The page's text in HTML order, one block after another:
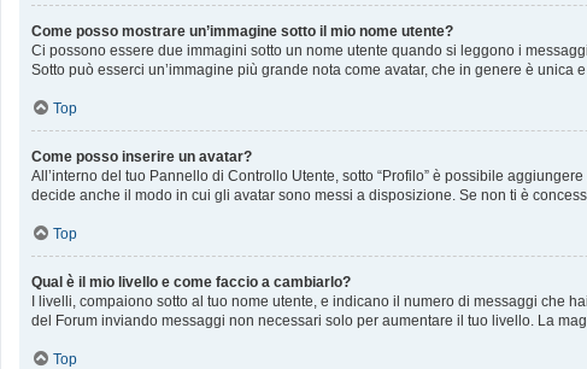
Come posso mostrare un’immagine sotto il mio nome utente?
Ci possono essere due immagini sotto un nome utente quando si leggono i
Sotto può esserci un’immagine più grande nota come avatar, che in genere è unica
Top
Come posso inserire un avatar?
All’interno del tuo Pannello di Controllo Utente, sotto “Profilo” è possibile
decide anche il modo in cui gli avatar sono messi a disposizione. Se non ti è
Top
Qual è il mio livello e come faccio a cambiarlo?
I livelli, compaiono sotto al tuo nome utente, e indicano il numero di messaggi che
del Forum inviando messaggi non necessari solo per aumentare il tuo livello. La
Top